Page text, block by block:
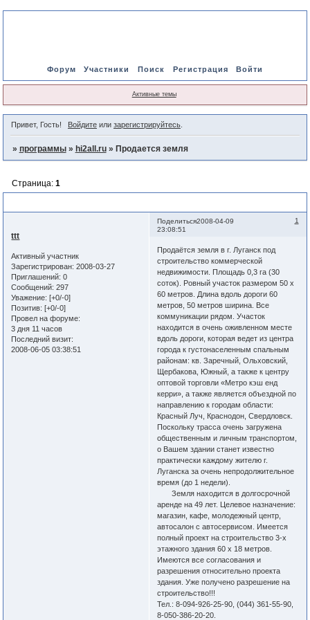
Форум Участники Поиск Регистрация Войти
Активные темы
Привет, Гость! Войдитеили зарегистрируйтесь.
» программы » hi2all.ru » Продается земля
Страница: 1
Поделиться 1
2008-04-09
23:08:51
ttt
Активный участник
Зарегистрирован: 2008-03-27
Приглашений: 0
Сообщений: 297
Уважение: [+0/-0]
Позитив: [+0/-0]
Провел на форуме:
3 дня 11 часов
Последний визит:
2008-06-05 03:38:51
Продаётся земля в г. Луганск под
строительство коммерческой
недвижимости. Площадь 0,3 га (30
соток). Ровный участок размером 50 х
60 метров. Длина вдоль дороги 60
метров, 50 метров ширина. Все
коммуникации рядом. Участок
находится в очень оживленном месте
вдоль дороги, которая ведет из центра
города к густонаселенным спальным
районам: кв. Заречный, Ольховский,
Щербакова, Южный, а также к центру
оптовой торговли «Метро кэш енд
керри», а также является объездной по
направлению к городам области:
Красный Луч, Краснодон, Свердловск.
Поскольку трасса очень загружена
общественным и личным транспортом,
о Вашем здании станет известно
практически каждому жителю г.
Луганска за очень непродолжительное
время (до 1 недели).
Земля находится в долгосрочной
аренде на 49 лет. Целевое назначение:
магазин, кафе, молодежный центр,
автосалон с автосервисом. Имеется
полный проект на строительство 3-х
этажного здания 60 х 18 метров.
Имеются все согласования и
разрешения относительно проекта
здания. Уже получено разрешение на
строительство!!!
Тел.: 8-094-926-25-90, (044) 361-55-90,
8-050-386-20-20.